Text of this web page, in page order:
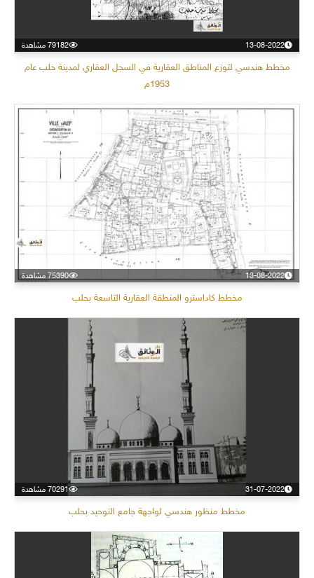
13-08-2022 79182 مشاهدة
مخطط هندسي لتوزع المناطق العقارية في السجل العقاري لمدينة حلب عام
1953م
13-08-2022 75390 مشاهدة
مخطط كاداسترو المنطقة العقارية التاسعة بحلب
31-07-2022 70291 مشاهدة
مخطط منظور هندسي لواجهة جامع التوحيد بحلب